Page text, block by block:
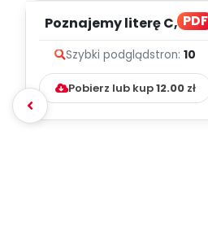
PDF
Poznajemy literę C, cz. 1
Szybki podglądstron: 10
Pobierz lub kup12.00zł